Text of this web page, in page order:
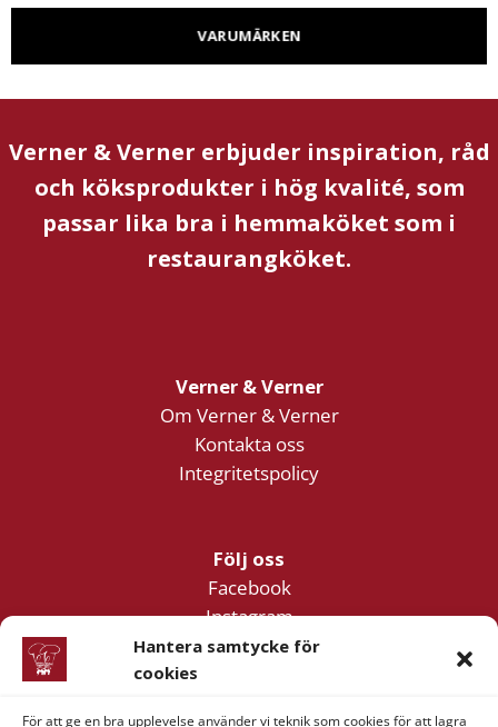
Hantera samtycke för
cookies
För att ge en bra upplevelse använder vi teknik som cookies för att lagra
VARUMÄRKEN
Verner & Verner erbjuder inspiration, råd
och köksprodukter i hög kvalité, som
passar lika bra i hemmaköket som i
restaurangköket.
Verner & Verner
Om Verner & Verner
Kontakta oss
Integritetspolicy
Följ oss
Facebook
Instagram
YouTube